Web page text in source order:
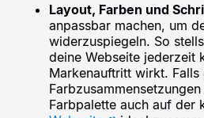
Layout, Farben und
anpassbar machen, um
widerzuspiegeln. So
deine Webseite jederzeit
Markenauftritt wirkt.
Farbpalette auch auf der